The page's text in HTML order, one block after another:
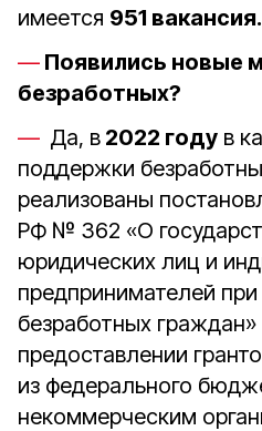
имеется 951 вакансия.
Появились новые
безработных?
Да, в 2022 году в
поддержки
реализованы
РФ № 362 «О
юридических лиц и
предпринимателей
безработных
предоставлении
из федерального
некоммерческим